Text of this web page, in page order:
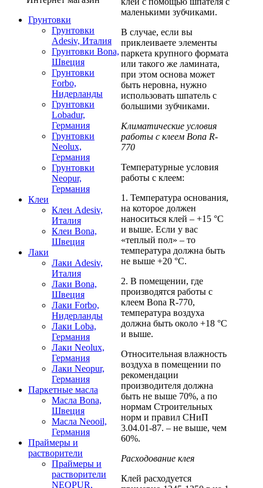
Грунтовки
Грунтовки
Adesiv, Италия
Грунтовки Bona,
Швеция
Грунтовки
Forbo,
Нидерланды
Грунтовки
Lobadur,
Германия
Грунтовки
Neolux,
Германия
Грунтовки
Neopur,
Германия
Клеи
Клеи Adesiv,
Италия
Клеи Bona,
Швеция
Лаки
Лаки Adesiv,
Италия
Лаки Bona,
Швеция
Лаки Forbo,
Нидерланды
Лаки Loba,
Германия
Лаки Neolux,
Германия
Лаки Neopur,
Германия
Паркетные масла
Масла Bona,
Швеция
Масла Neooil,
Германия
Праймеры и
растворители
Праймеры и
растворители
NEOPUR,
маленькими зубчиками.
В случае, если вы
приклеиваете элементы
паркета крупного формата
или такого же ламината,
при этом основа может
быть неровна, нужно
использовать шпатель с
большими зубчиками.
Климатические условия
работы с клеем Bona R-
770
Температурные условия
работы с клеем:
1. Температура основания,
на которое должен
наноситься клей – +15 °C
и выше. Если у вас
«теплый пол» – то
температура должна быть
не выше +20 °C.
2. В помещении, где
производятся работы с
клеем Bona R-770,
температура воздуха
должна быть около +18 °C
и выше.
Относительная влажность
воздуха в помещении по
рекомендации
производителя должна
быть не выше 70%, а по
нормам Строительных
норм и правил СНиП
3.04.01-87. – не выше, чем
60%.
Расходование клея
Клей расходуется